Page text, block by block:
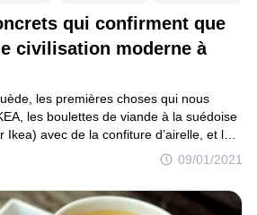
qui confirment que
civilisation moderne à
09/01/2021
les premières choses qui nous
les boulettes de viande à la suédoise
avec de la confiture d’airelle, et les
d’Astrid Lindgren tels que Fifi
la tornade. Sans oublier non plus les
les pauses café (fika) accompagnées
grignoter, ainsi que l’art de vivre